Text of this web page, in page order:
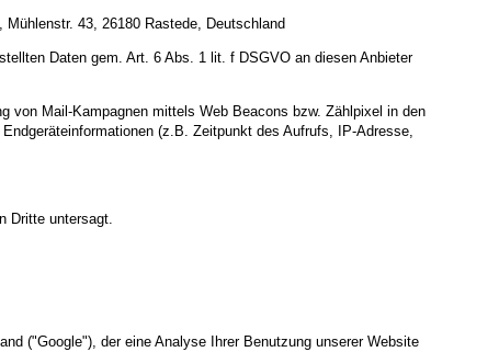
43, 26180 Rastede, Deutschland
Daten gem. Art. 6 Abs. 1 lit. f DSGVO an diesen Anbieter
von Mail-Kampagnen mittels Web Beacons bzw. Zählpixel in den
(z.B. Zeitpunkt des Aufrufs, IP-Adresse,
Dritte untersagt.
("Google"), der eine Analyse Ihrer Benutzung unserer Website